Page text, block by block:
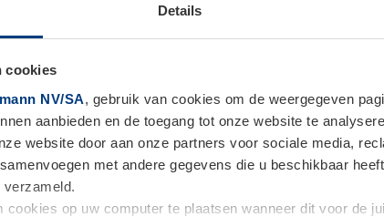
Details
cookies
NV/SA, gebruik van cookies om de weergegeven
aanbieden en de toegang tot onze website te
website door aan onze partners voor sociale media,
met andere gegevens die u beschikbaar
verzameld.
cookies op uw computer te plaatsen wanneer dit voor de